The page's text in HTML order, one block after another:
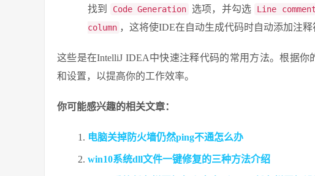
找到
Code Generation 选项，并勾选 Line
column ，这将使IDE在自动生成代码时自动添加注释
这些是在IntelliJ IDEA中快速注释代码的常用方法。根据
和设置，以提高你的工作效率。
你可能感兴趣的相关文章：
电脑关掉防火墙仍然ping不通怎么办
win10系统dll文件一键修复的三种方法介绍